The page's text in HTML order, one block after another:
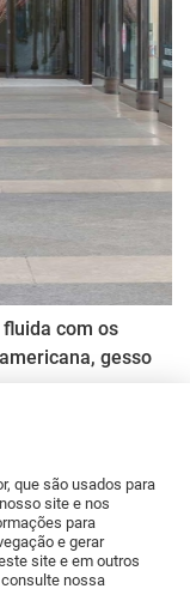
com os
gesso
que são usados para
site e nos
para
e gerar
site e em outros
nossa